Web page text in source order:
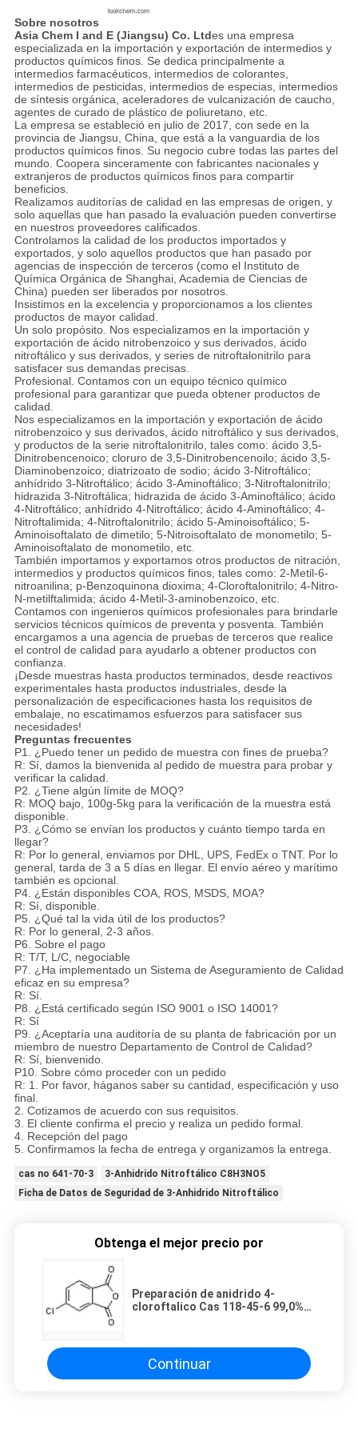
Sobre nosotros
Asia Chem I and E (Jiangsu) Co. Ltdes una empresa
especializada en la importación y exportación de intermedios y
productos químicos finos. Se dedica principalmente a
intermedios farmacéuticos, intermedios de colorantes,
intermedios de pesticidas, intermedios de especias, intermedios
de síntesis orgánica, aceleradores de vulcanización de caucho,
agentes de curado de plástico de poliuretano, etc.
La empresa se estableció en julio de 2017, con sede en la
provincia de Jiangsu, China, que está a la vanguardia de los
productos químicos finos. Su negocio cubre todas las partes del
mundo. Coopera sinceramente con fabricantes nacionales y
extranjeros de productos químicos finos para compartir
beneficios.
Realizamos auditorías de calidad en las empresas de origen, y
solo aquellas que han pasado la evaluación pueden convertirse
en nuestros proveedores calificados.
Controlamos la calidad de los productos importados y
exportados, y solo aquellos productos que han pasado por
agencias de inspección de terceros (como el Instituto de
Química Orgánica de Shanghai, Academia de Ciencias de
China) pueden ser liberados por nosotros.
Insistimos en la excelencia y proporcionamos a los clientes
productos de mayor calidad.
Un solo propósito. Nos especializamos en la importación y
exportación de ácido nitrobenzoico y sus derivados, ácido
nitroftálico y sus derivados, y series de nitroftalonitrilo para
satisfacer sus demandas precisas.
Profesional. Contamos con un equipo técnico químico
profesional para garantizar que pueda obtener productos de
calidad.
Nos especializamos en la importación y exportación de ácido
nitrobenzoico y sus derivados, ácido nitroftálico y sus derivados,
y productos de la serie nitroftalonitrilo, tales como: ácido 3,5-
Dinitrobencenoico; cloruro de 3,5-Dinitrobencenoilo; ácido 3,5-
Diaminobenzoico; diatrizoato de sodio; ácido 3-Nitroftálico;
anhídrido 3-Nitroftálico; ácido 3-Aminoftálico; 3-Nitroftalonitrilo;
hidrazida 3-Nitroftálica; hidrazida de ácido 3-Aminoftálico; ácido
4-Nitroftálico; anhídrido 4-Nitroftálico; ácido 4-Aminoftálico; 4-
Nitroftalimida; 4-Nitroftalonitrilo; ácido 5-Aminoisoftálico; 5-
Aminoisoftalato de dimetilo; 5-Nitroisoftalato de monometilo; 5-
Aminoisoftalato de monometilo, etc.
También importamos y exportamos otros productos de nitración,
intermedios y productos químicos finos, tales como: 2-Metil-6-
nitroanilina; p-Benzoquinona dioxima; 4-Cloroftalonitrilo; 4-Nitro-
N-metilftalimida; ácido 4-Metil-3-aminobenzoico, etc.
Contamos con ingenieros químicos profesionales para brindarle
servicios técnicos químicos de preventa y posventa. También
encargamos a una agencia de pruebas de terceros que realice
el control de calidad para ayudarlo a obtener productos con
confianza.
¡Desde muestras hasta productos terminados, desde reactivos
experimentales hasta productos industriales, desde la
personalización de especificaciones hasta los requisitos de
embalaje, no escatimamos esfuerzos para satisfacer sus
necesidades!
Preguntas frecuentes
P1. ¿Puedo tener un pedido de muestra con fines de prueba?
R: Sí, damos la bienvenida al pedido de muestra para probar y
verificar la calidad.
P2. ¿Tiene algún límite de MOQ?
R: MOQ bajo, 100g-5kg para la verificación de la muestra está
disponible.
P3. ¿Cómo se envían los productos y cuánto tiempo tarda en
llegar?
R: Por lo general, enviamos por DHL, UPS, FedEx o TNT. Por lo
general, tarda de 3 a 5 días en llegar. El envío aéreo y marítimo
también es opcional.
P4. ¿Están disponibles COA, ROS, MSDS, MOA?
R: Sí, disponible.
P5. ¿Qué tal la vida útil de los productos?
R: Por lo general, 2-3 años.
P6. Sobre el pago
R: T/T, L/C, negociable
P7. ¿Ha implementado un Sistema de Aseguramiento de Calidad
eficaz en su empresa?
R: Sí.
P8. ¿Está certificado según ISO 9001 o ISO 14001?
R: Sí
P9. ¿Aceptaría una auditoría de su planta de fabricación por un
miembro de nuestro Departamento de Control de Calidad?
R: Sí, bienvenido.
P10. Sobre cómo proceder con un pedido
R: 1. Por favor, háganos saber su cantidad, especificación y uso
final.
2. Cotizamos de acuerdo con sus requisitos.
3. El cliente confirma el precio y realiza un pedido formal.
4. Recepción del pago
5. Confirmamos la fecha de entrega y organizamos la entrega.
cas no 641-70-3
3-Anhidrido Nitroftálico C8H3NO5
Ficha de Datos de Seguridad de 3-Anhidrido Nitroftálico
Obtenga el mejor precio por
Preparación de anidrido 4-
cloroftalico Cas 118-45-6 99,0%
Continuar